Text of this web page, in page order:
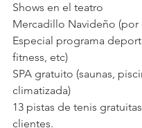
Shows en el teatro
Mercadillo Navideño (por
Especial programa
fitness, etc)
SPA gratuito (saunas,
climatizada)
13 pistas de tenis
clientes.